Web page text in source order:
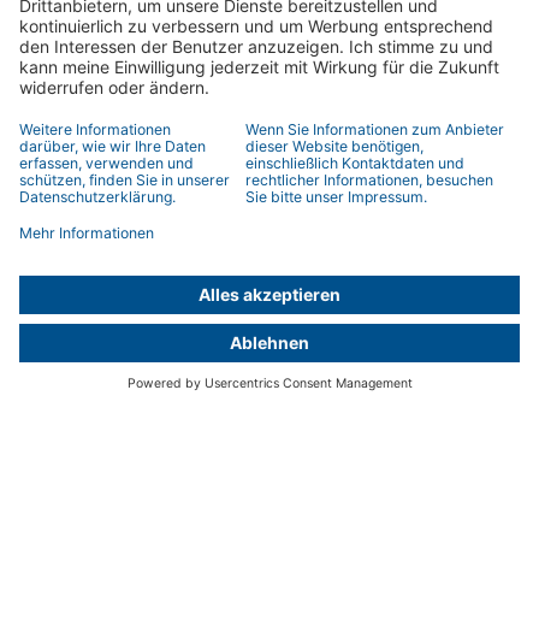
Karriere
Made in Germany.
Services
Sicherheit
Energie sparen